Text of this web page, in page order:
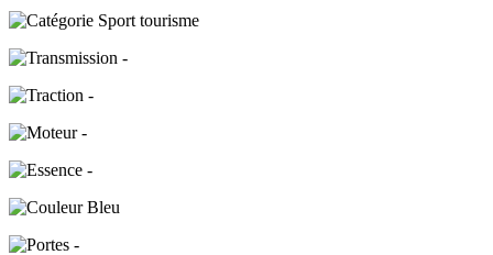
Sport tourisme
-
-
-
-
Bleu
-